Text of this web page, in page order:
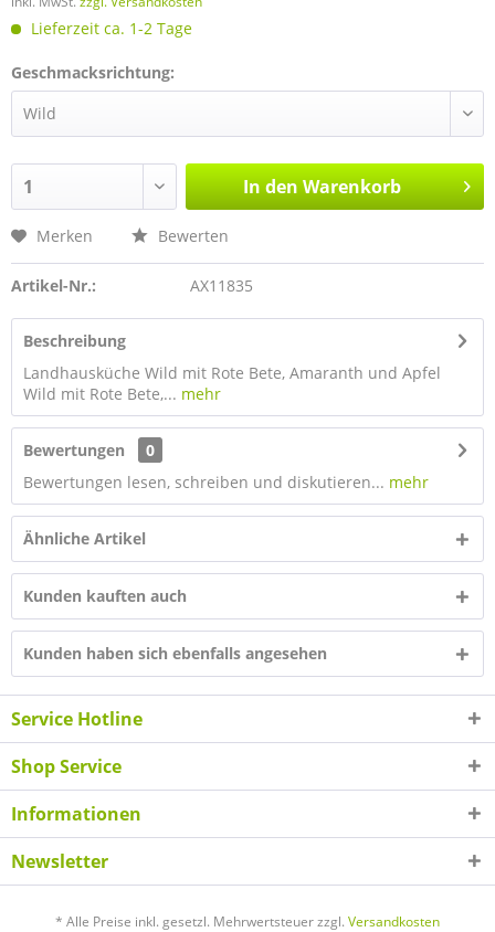
Lieferzeit ca. 1-2 Tage
Geschmacksrichtung:
In den Warenkorb
Merken Bewerten
Artikel-Nr.: AX11835
Beschreibung
Landhausküche Wild mit Rote Bete, Amaranth und Apfel
Wild mit Rote Bete,... mehr
Bewertungen
0
Bewertungen lesen, schreiben und diskutieren... mehr
Ähnliche Artikel
Kunden kauften auch
Kunden haben sich ebenfalls angesehen
Service Hotline
Shop Service
Informationen
Newsletter
* Alle Preise inkl. gesetzl. Mehrwertsteuer zzgl. Versandkosten